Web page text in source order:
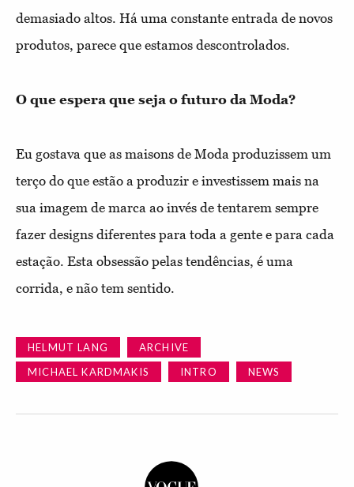
demasiado altos. Há uma constante entrada de novos
produtos, parece que estamos descontrolados.
O que espera que seja o futuro da Moda?
Eu gostava que as maisons de Moda produzissem um
terço do que estão a produzir e investissem mais na
sua imagem de marca ao invés de tentarem sempre
fazer designs diferentes para toda a gente e para cada
estação. Esta obsessão pelas tendências, é uma
corrida, e não tem sentido.
HELMUT LANG
ARCHIVE
MICHAEL KARDMAKIS
INTRO NEWS